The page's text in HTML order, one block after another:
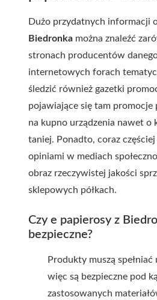
Dużo przydatnych informacji
Biedronka można znaleźć
stronach producentów
internetowych forach
śledzić również gazetki
pojawiające się tam promocje
na kupno urządzenia nawet o
taniej. Ponadto, coraz
opiniami w mediach
obraz rzeczywistej jakości
sklepowych półkach.
Czy e papierosy z
bezpieczne?
Produkty muszą
więc są bezpieczne pod
zastosowanych